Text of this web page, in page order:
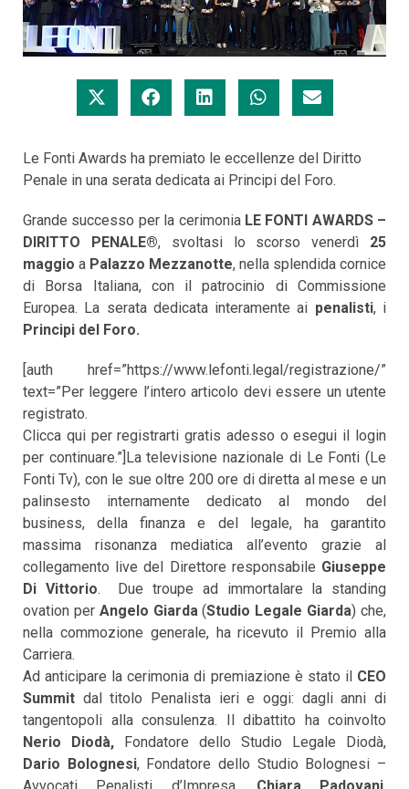
Le Fonti Awards ha premiato le eccellenze del Diritto
Penale in una serata dedicata ai Principi del Foro.
Grande successo per la cerimonia LE FONTI AWARDS –
DIRITTO PENALE®, svoltasi lo scorso venerdì 25
maggio a Palazzo Mezzanotte, nella splendida cornice
di Borsa Italiana, con il patrocinio di Commissione
Europea. La serata dedicata interamente ai penalisti, i
Principi del Foro.
[auth href=”https://www.lefonti.legal/registrazione/”
text=”Per leggere l’intero articolo devi essere un utente
registrato.
Clicca qui per registrarti gratis adesso o esegui il login
per continuare.”]La televisione nazionale di Le Fonti (Le
Fonti Tv), con le sue oltre 200 ore di diretta al mese e un
palinsesto internamente dedicato al mondo del
business, della finanza e del legale, ha garantito
massima risonanza mediatica all’evento grazie al
collegamento live del Direttore responsabile Giuseppe
Di Vittorio. Due troupe ad immortalare la standing
ovation per Angelo Giarda (Studio Legale Giarda) che,
nella commozione generale, ha ricevuto il Premio alla
Carriera.
Ad anticipare la cerimonia di premiazione è stato il CEO
Summit dal titolo Penalista ieri e oggi: dagli anni di
tangentopoli alla consulenza. Il dibattito ha coinvolto
Nerio Diodà, Fondatore dello Studio Legale Diodà,
Dario Bolognesi, Fondatore dello Studio Bolognesi –